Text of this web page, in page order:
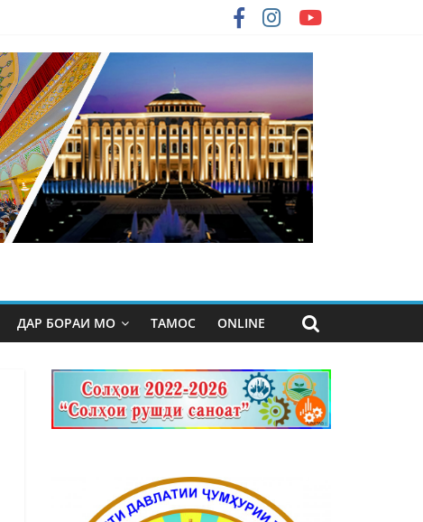
ДАР БОРАИ МО ТАМОС ONLINE